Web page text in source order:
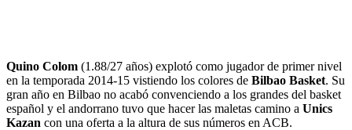
Quino Colom (1.88/27 años) explotó como jugador de primer nivel
en la temporada 2014-15 vistiendo los colores de Bilbao Basket. Su
gran año en Bilbao no acabó convenciendo a los grandes del basket
español y el andorrano tuvo que hacer las maletas camino a Unics
Kazan con una oferta a la altura de sus números en ACB.